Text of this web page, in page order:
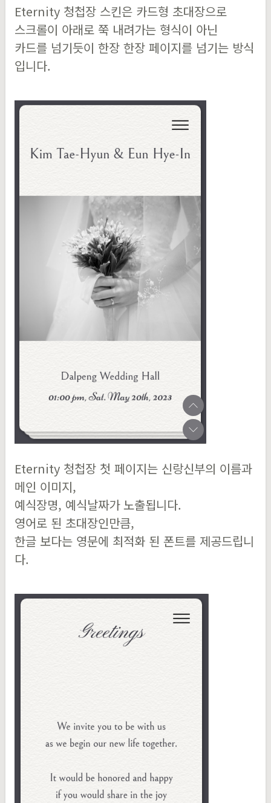
Eternity 청첩장 스킨은 카드형 초대장으로
스크롤이 아래로 쭉 내려가는 형식이 아닌
카드를 넘기듯이 한장 한장 페이지를 넘기는 방식
입니다.
Eternity 청첩장 첫 페이지는 신랑신부의 이름과
메인 이미지,
예식장명, 예식날짜가 노출됩니다.
영어로 된 초대장인만큼,
한글 보다는 영문에 최적화 된 폰트를 제공드립니
다.